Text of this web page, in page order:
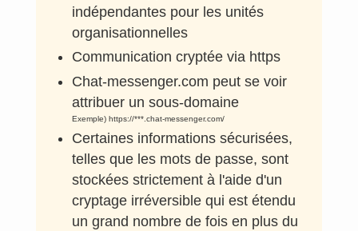
indépendantes pour les unités
organisationnelles
Communication cryptée via https
Chat-messenger.com peut se voir
attribuer un sous-domaine
Exemple) https://***.chat-messenger.com/
Certaines informations sécurisées,
telles que les mots de passe, sont
stockées strictement à l'aide d'un
cryptage irréversible qui est étendu
un grand nombre de fois en plus du